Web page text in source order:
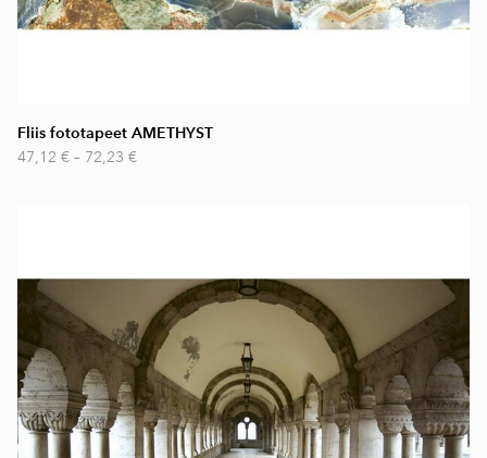
Fliis fototapeet AMETHYST
47,12 € – 72,23 €